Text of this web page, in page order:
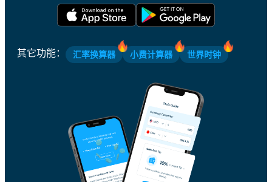
其它功能： 汇率换算器 小费计算器 世界时钟